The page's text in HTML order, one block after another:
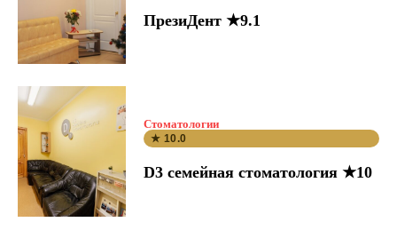
ПрезиДент ★9.1
Стоматологии
★ 10.0
D3 семейная стоматология ★10